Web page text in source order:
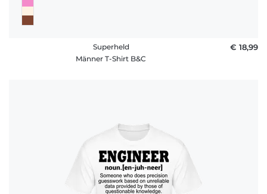
Superheld
Männer T-Shirt B&C
€ 18,99